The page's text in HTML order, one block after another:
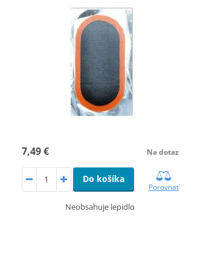
7,49 € Na dotaz
Do košíka
Porovnať
Neobsahuje lepidlo